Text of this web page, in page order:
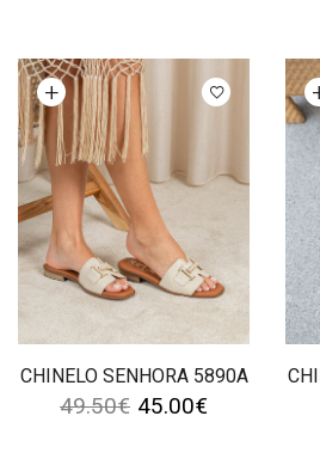
CHINELO SENHORA 5890A
opções
49.50€ 45.00€
Ver